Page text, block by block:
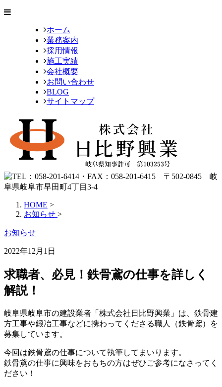
ホーム
業務案内
採用情報
施工実績
会社概要
お問い合わせ
BLOG
サイトマップ
HOME >
お知らせ >
お知らせ
2022年12月1日
求職者、必見！鉄骨鳶の仕事を詳しく
解説！
岐阜県岐阜市の建設業者「株式会社日比野興業」は、鉄骨建
方工事や鍛冶工事などに携わってくださる職人（鉄骨鳶）を
募集しています。
今回は鉄骨鳶の仕事について執筆してまいります。
鉄骨鳶の仕事に興味をおもちの方はぜひご参考になさってく
ださい！